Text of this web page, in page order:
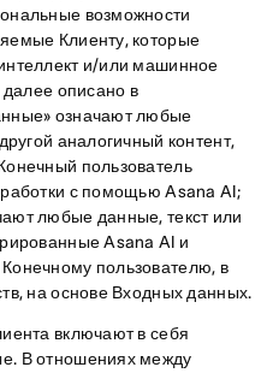
возможности
Клиенту, которые
и/или машинное
описано в
означают любые
аналогичный контент,
пользователь
с помощью Asana AI;
любые данные, текст или
Asana AI и
пользователю, в
на основе Входных данных.
включают в себя
В отношениях между